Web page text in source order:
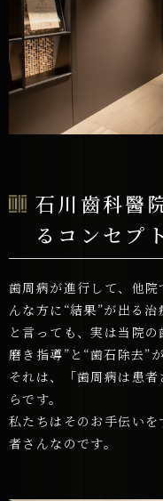
石川齒科醫
る コンセプ
歯周病が進行して、他
んな方に“結果”が出る治
と言っても、実は当院
磨き指導”と“歯石除去”
それは、「歯周病は患
らです。
私たちはそのお手伝い
者さんなのです。